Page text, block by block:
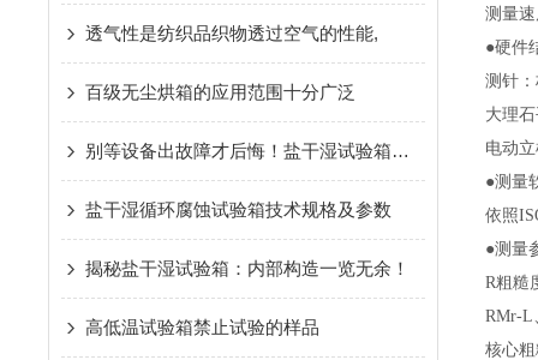
透气性是纺织品织物透过空气的性能,
百级无尘烘箱的应用范围十分广泛
别等设备出故障才后悔！盐干湿试验箱的保养秘诀，现在知道还不晚
盐干湿循环腐蚀试验箱技术规格及参数
揭秘盐干湿试验箱：内部构造一览无余！
高低温试验箱禁止试验的样品
测量速
●硬件
测针
大理
电动
●测量
依照
●测量
R粗糙
RMr-L
核心